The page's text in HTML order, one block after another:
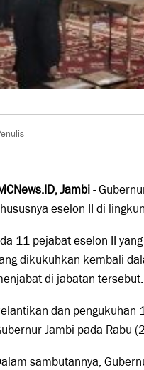
Jambi-
eselon II di
11 pejabat eselon II
dikukuhkan kembali
di jabatan tersebut.
dan pengukuhan
Jambi pada Rabu
sambutannya,